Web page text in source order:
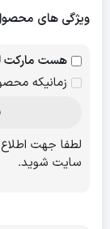
ویژگی های
هست مارکت
زمانیکه
لطفا جهت
سایت شوید.